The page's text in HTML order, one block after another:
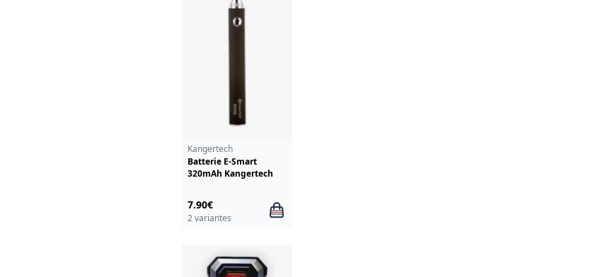
Kangertech
Batterie E-Smart
320mAh Kangertech
7.90€
2 variantes